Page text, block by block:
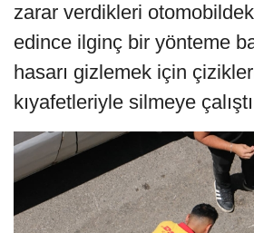
zarar verdikleri
edince ilginç bir yönteme
hasarı gizlemek için
kıyafetleriyle silmeye